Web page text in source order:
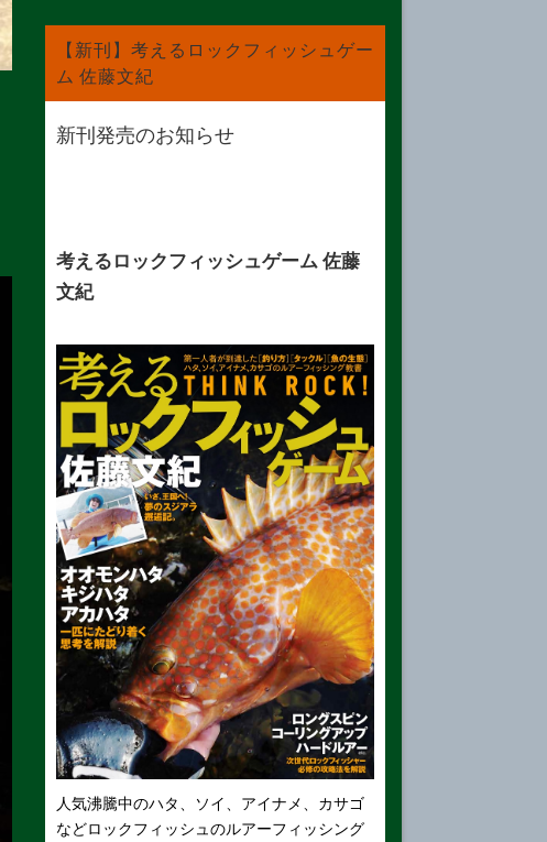
【新刊】考えるロックフィッシュゲー
ム 佐藤文紀
新刊発売のお知らせ
考えるロックフィッシュゲーム 佐藤
文紀
人気沸騰中のハタ、ソイ、アイナメ、カサゴ
などロックフィッシュのルアーフィッシング